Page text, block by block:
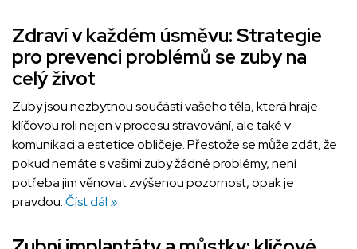
Zdraví v každém úsměvu: Strategie
pro prevenci problémů se zuby na
celý život
Zuby jsou nezbytnou součástí vašeho těla, která hraje
klíčovou roli nejen v procesu stravování, ale také v
komunikaci a estetice obličeje. Přestože se může zdát, že
pokud nemáte s vašimi zuby žádné problémy, není
potřeba jim věnovat zvýšenou pozornost, opak je
pravdou.Číst dál »